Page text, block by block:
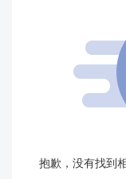
抱歉，没有找到